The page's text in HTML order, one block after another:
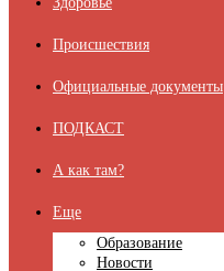
Происшествия
Официальные документы
ПОДКАСТ
А как там?
Еще
Образование
Новости